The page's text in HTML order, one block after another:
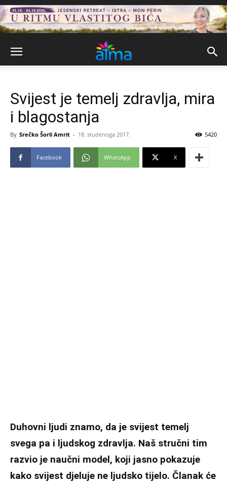
Svijest je temelj zdravlja, mira
i blagostanja
By Srečko Šorli Amrit - 18. studenoga 2017. 5420
Facebook WhatsApp X
Duhovni ljudi znamo, da je svijest temelj
svega pa i ljudskog zdravlja. Naš stručni tim
razvio je naučni model, koji jasno pokazuje
kako svijest djeluje ne ljudsko tijelo. Članak će